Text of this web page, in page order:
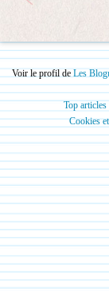
Voir le profil de Les
Top articles
Cookies